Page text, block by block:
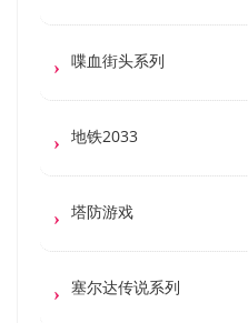
喋血街头系列
地铁2033
塔防游戏
塞尔达传说系列